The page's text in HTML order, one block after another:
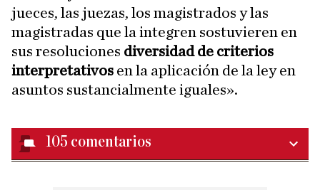
jueces, las juezas, los magistrados y las
magistradas que la integren sostuvieren en
sus resoluciones diversidad de criterios
interpretativos en la aplicación de la ley en
asuntos sustancialmente iguales».
105 comentarios